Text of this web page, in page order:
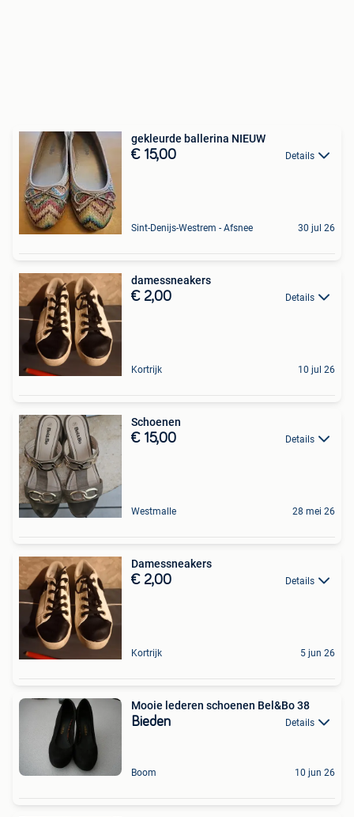
gekleurde ballerina NIEUW
€ 15,00 Details
Sint-Denijs-Westrem - Afsnee 30 jul 26
damessneakers
€ 2,00 Details
Kortrijk 10 jul 26
Schoenen
€ 15,00 Details
Westmalle 28 mei 26
Damessneakers
€ 2,00 Details
Kortrijk 5 jun 26
Mooie lederen schoenen Bel&Bo 38
Bieden Details
Boom 10 jun 26